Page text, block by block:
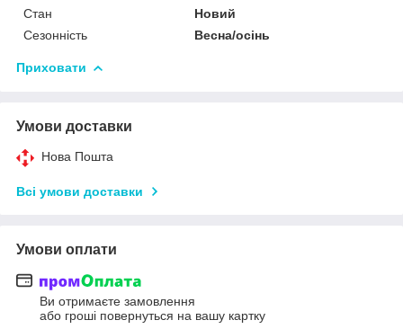
Стан
Новий
Сезонність
Весна/осінь
Приховати
Умови доставки
Нова Пошта
Всі умови доставки
Умови оплати
Ви отримаєте замовлення
або гроші повернуться на вашу картку